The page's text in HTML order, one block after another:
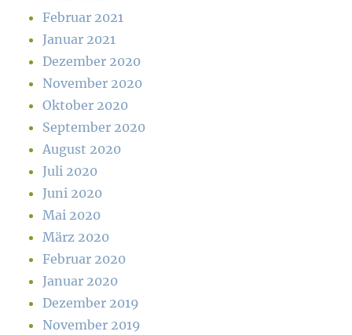
Februar 2021
Januar 2021
Dezember 2020
November 2020
Oktober 2020
September 2020
August 2020
Juli 2020
Juni 2020
Mai 2020
März 2020
Februar 2020
Januar 2020
Dezember 2019
November 2019